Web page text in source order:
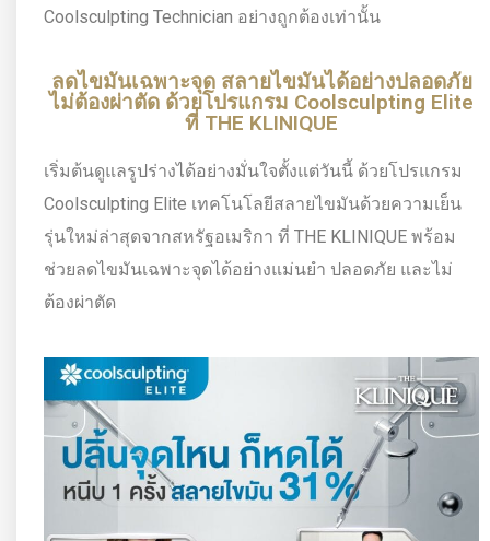
Coolsculpting Technician อย่างถูกต้องเท่านั้น
ลดไขมันเฉพาะจุด สลายไขมันได้อย่างปลอดภัย
ไม่ต้องผ่าตัด ด้วยโปรแกรม Coolsculpting Elite
ที่ THE KLINIQUE
เริ่มต้นดูแลรูปร่างได้อย่างมั่นใจตั้งแต่วันนี้ ด้วยโปรแกรม
Coolsculpting Elite เทคโนโลยีสลายไขมันด้วยความเย็น
รุ่นใหม่ล่าสุดจากสหรัฐอเมริกา ที่ THE KLINIQUE พร้อม
ช่วยลดไขมันเฉพาะจุดได้อย่างแม่นยำ ปลอดภัย และไม่
ต้องผ่าตัด